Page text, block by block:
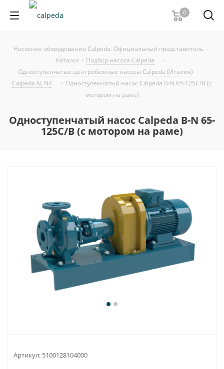
0
Насосное оборудование Calpeda. Официальный представитель -
Каталог - Подбор насоса Calpeda
-
Одноступенчатые центробежные насосы Calpeda (Италия)
-
Calpeda N, N4
- Одноступенчатый насос Calpeda B-N 65-125C/B (с
мотором на раме)
Одноступенчатый насос Calpeda B-N 65-
125C/B (с мотором на раме)
Артикул: 5100128104000